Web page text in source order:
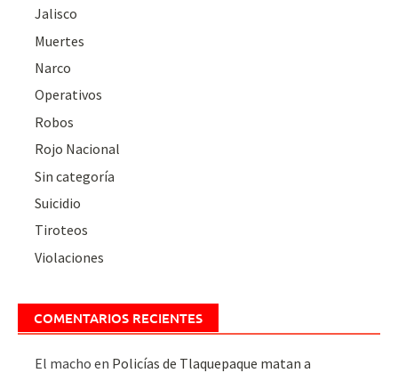
Jalisco
Muertes
Narco
Operativos
Robos
Rojo Nacional
Sin categoría
Suicidio
Tiroteos
Violaciones
COMENTARIOS RECIENTES
El macho en Policías de Tlaquepaque matan a